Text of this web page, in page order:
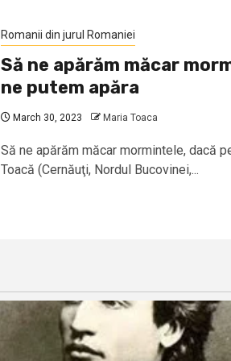
Romanii din jurul Romaniei
Să ne apărăm măcar
ne putem apăra
March 30, 2023 Maria Toaca
Să ne apărăm măcar mormintele, dacă
Toacă (Cernăuţi, Nordul Bucovinei,...